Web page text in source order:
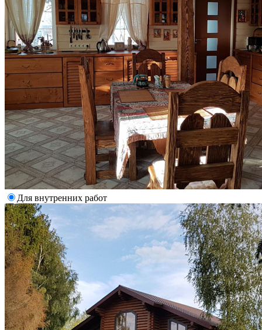
Для внутренних работ